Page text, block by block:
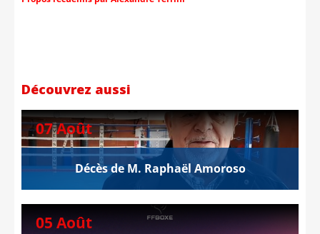
Découvrez aussi
07 Août
Décès de M. Raphaël Amoroso
05 Août